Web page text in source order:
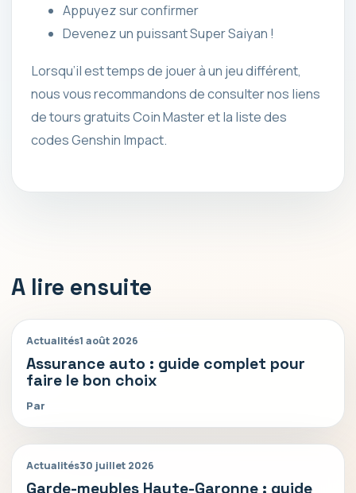
Appuyez sur confirmer
Devenez un puissant Super Saiyan !
Lorsqu’il est temps de jouer à un jeu différent,
nous vous recommandons de consulter nos liens
de tours gratuits Coin Master et la liste des
codes Genshin Impact.
A lire ensuite
Actualités1 août 2026
Assurance auto : guide complet pour
faire le bon choix
Par
Actualités30 juillet 2026
Garde-meubles Haute-Garonne : guide